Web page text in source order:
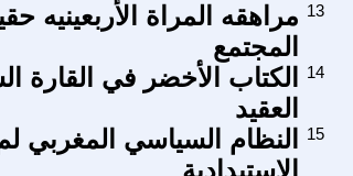
مراهقه المراة الأربعينيه
المجتمع
13
الكتاب الأخضر في القارة
العقيد
14
النظام السياسي المغربي
الاستبدادية
15